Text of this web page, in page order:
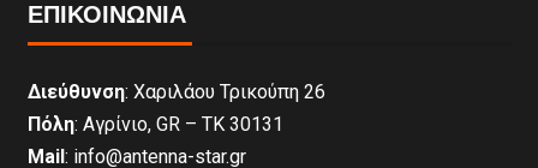
ΕΠΙΚΟΙΝΩΝΊΑ
Διεύθυνση: Χαριλάου Τρικούπη 26
Πόλη: Αγρίνιο, GR – ΤΚ 30131
Mail: info@antenna-star.gr